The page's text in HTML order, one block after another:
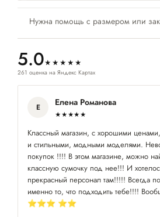
Нужна помощь с размером или
5.0★★★★★
261 оценка на Яндекс Картах
Е Елена Романова
★★★★★
Классный магазин, с хорошими
и стильными, модными моделями.
покупок !!!! В этом магазине, можно
классную сумочку под нее!!! И
прекрасный персонал там!!!!! Всегда
именно то, что подходить тебе!!!!
⭐️⭐️⭐️ ⭐️⭐️